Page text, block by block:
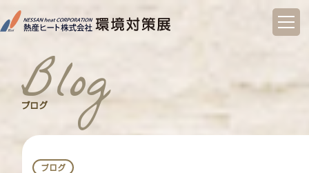
コ
ン
blog
ブログ
ブログ